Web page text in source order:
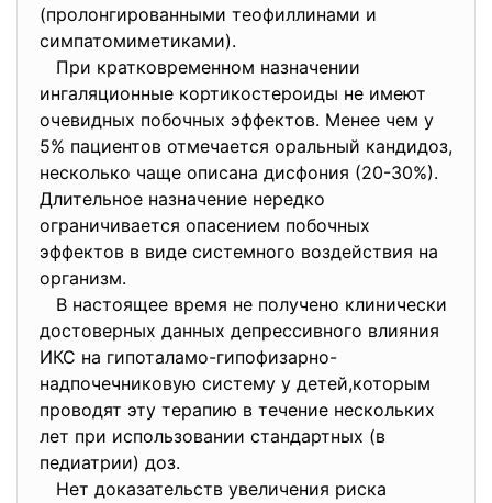
(пролонгированными теофиллинами и
симпатомиметиками).
При кратковременном назначении
ингаляционные кортикостероиды не имеют
очевидных побочных эффектов. Менее чем у
5% пациентов отмечается оральный кандидоз,
несколько чаще описана дисфония (20-30%).
Длительное назначение нередко
ограничивается опасением побочных
эффектов в виде системного воздействия на
организм.
В настоящее время не получено клинически
достоверных данных депрессивного влияния
ИКС на гипоталамо-гипофизарно-
надпочечниковую систему у детей,которым
проводят эту терапию в течение нескольких
лет при использовании стандартных (в
педиатрии) доз.
Нет доказательств увеличения риска